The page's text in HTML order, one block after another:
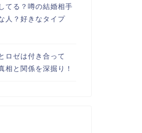
てる？噂の結婚相手
人？好きなタイプ
ロゼは付き合って
相と関係を深掘り！